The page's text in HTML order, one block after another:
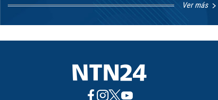
Ver más
1
8